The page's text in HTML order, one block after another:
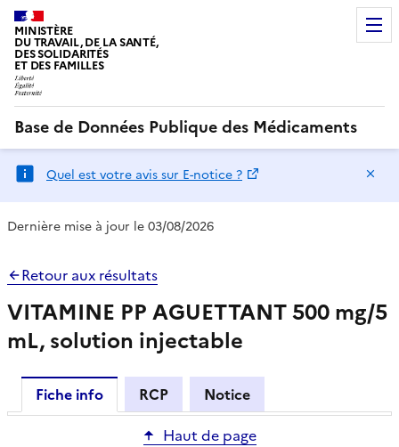
MINISTÈRE
DU TRAVAIL, DE LA SANTÉ,
DES SOLIDARITÉS
ET DES FAMILLES
Base de Données Publique des Médicaments
Quel est votre avis sur E-notice ?
Dernière mise à jour le 03/08/2026
Retour aux résultats
VITAMINE PP AGUETTANT 500 mg/5
mL, solution injectable
Fiche info RCP
Notice
Haut de page